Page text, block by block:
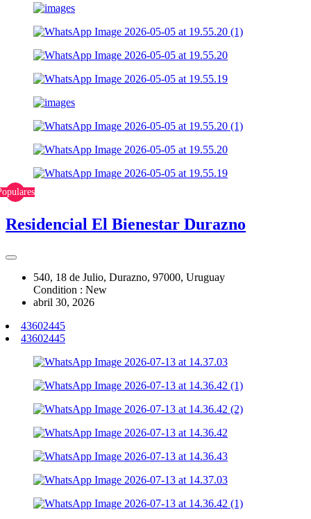
Residencial El Bienestar Durazno
540, 18 de Julio, Durazno, 97000, Uruguay
Condition : New
abril 30, 2026
43602445
43602445